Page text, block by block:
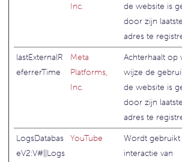
Inc.
de website is
door zijn
adres te
lastExternalR
eferrerTime
Meta
Platforms,
Inc.
Achterhaalt op
wijze de
de website is
door zijn
adres te
LogsDatabas
eV2:V#||Logs
YouTube
Wordt
interactie van